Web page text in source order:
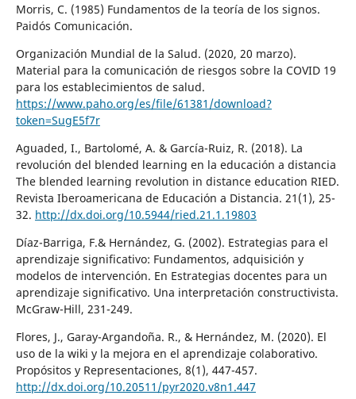
Morris, C. (1985) Fundamentos de la teoría de los signos.
Paidós Comunicación.
Organización Mundial de la Salud. (2020, 20 marzo).
Material para la comunicación de riesgos sobre la COVID 19
para los establecimientos de salud.
https://www.paho.org/es/file/61381/download?
token=SugE5f7r
Aguaded, I., Bartolomé, A. & García-Ruiz, R. (2018). La
revolución del blended learning en la educación a distancia
The blended learning revolution in distance education RIED.
Revista Iberoamericana de Educación a Distancia. 21(1), 25-
32. http://dx.doi.org/10.5944/ried.21.1.19803
Díaz-Barriga, F.& Hernández, G. (2002). Estrategias para el
aprendizaje significativo: Fundamentos, adquisición y
modelos de intervención. En Estrategias docentes para un
aprendizaje significativo. Una interpretación constructivista.
McGraw-Hill, 231-249.
Flores, J., Garay-Argandoña. R., & Hernández, M. (2020). El
uso de la wiki y la mejora en el aprendizaje colaborativo.
Propósitos y Representaciones, 8(1), 447-457.
http://dx.doi.org/10.20511/pyr2020.v8n1.447